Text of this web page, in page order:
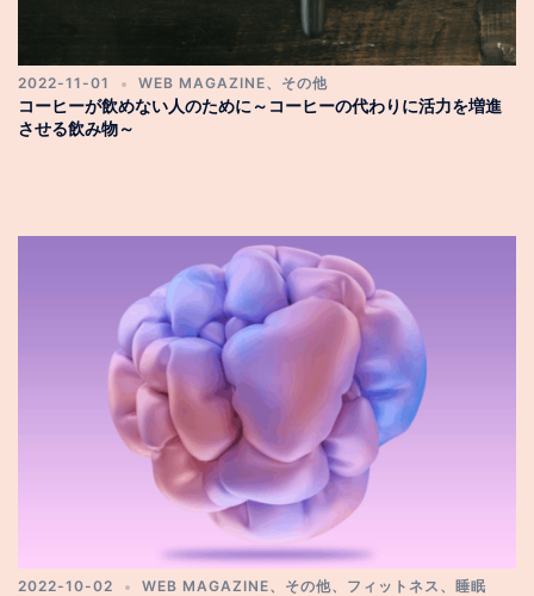
2022-11-01 WEB MAGAZINE、 その他
コーヒーが飲めない人のために～コーヒーの代わりに活力を増進
させる飲み物～
2022-10-02 WEB MAGAZINE、 その他、 フィットネス 、 睡眠